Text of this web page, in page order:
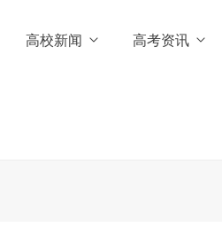
高校新闻 高考资讯